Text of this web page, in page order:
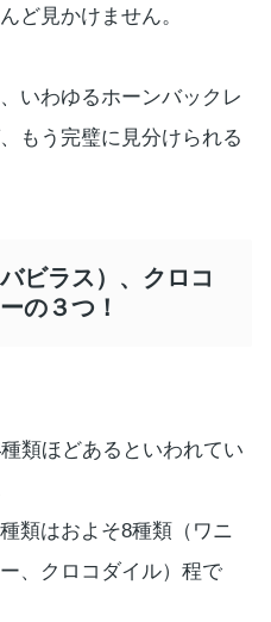
ど見かけません。
いわゆるホーンバックレ
もう完璧に見分けられる
ビラス）、クロコ
の３つ！
類ほどあるといわれてい
類はおよそ8種類（ワニ
、クロコダイル）程で